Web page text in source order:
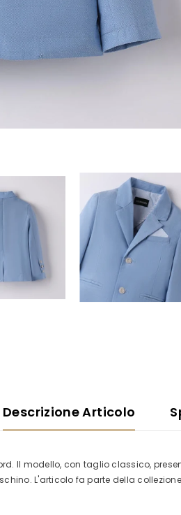
Descrizione Articolo
Il modello, con taglio classico,
L'articolo fa parte della